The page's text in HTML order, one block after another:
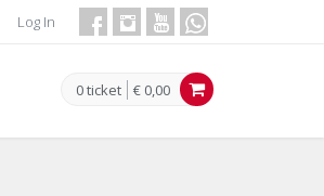
Log In
0 ticket € 0,00